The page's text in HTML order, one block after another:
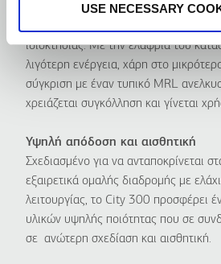
USE NECESSARY
άνθρακα με τον φιλικό προς το
ιδιοκτησίας. Με την ελαφριά του
λιγότερη ενέργεια, χάρη στο
σύγκριση με έναν τυπικό MRL
χρειάζεται συγκόλληση και γίνεται
Υψηλή απόδοση και αισθητική
Σχεδιασμένο για να ανταποκρίνεται
εξαιρετικά ομαλής διαδρομής με
λειτουργίας, το City 300 προσφέρει
υλικών υψηλής ποιότητας που σε
σε ανώτερη σχεδίαση και αισθητική.